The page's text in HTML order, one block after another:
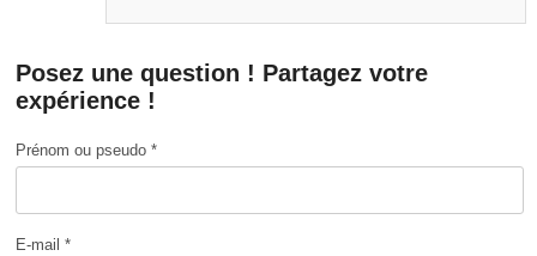
Posez une question ! Partagez votre
expérience !
Prénom ou pseudo *
E-mail *